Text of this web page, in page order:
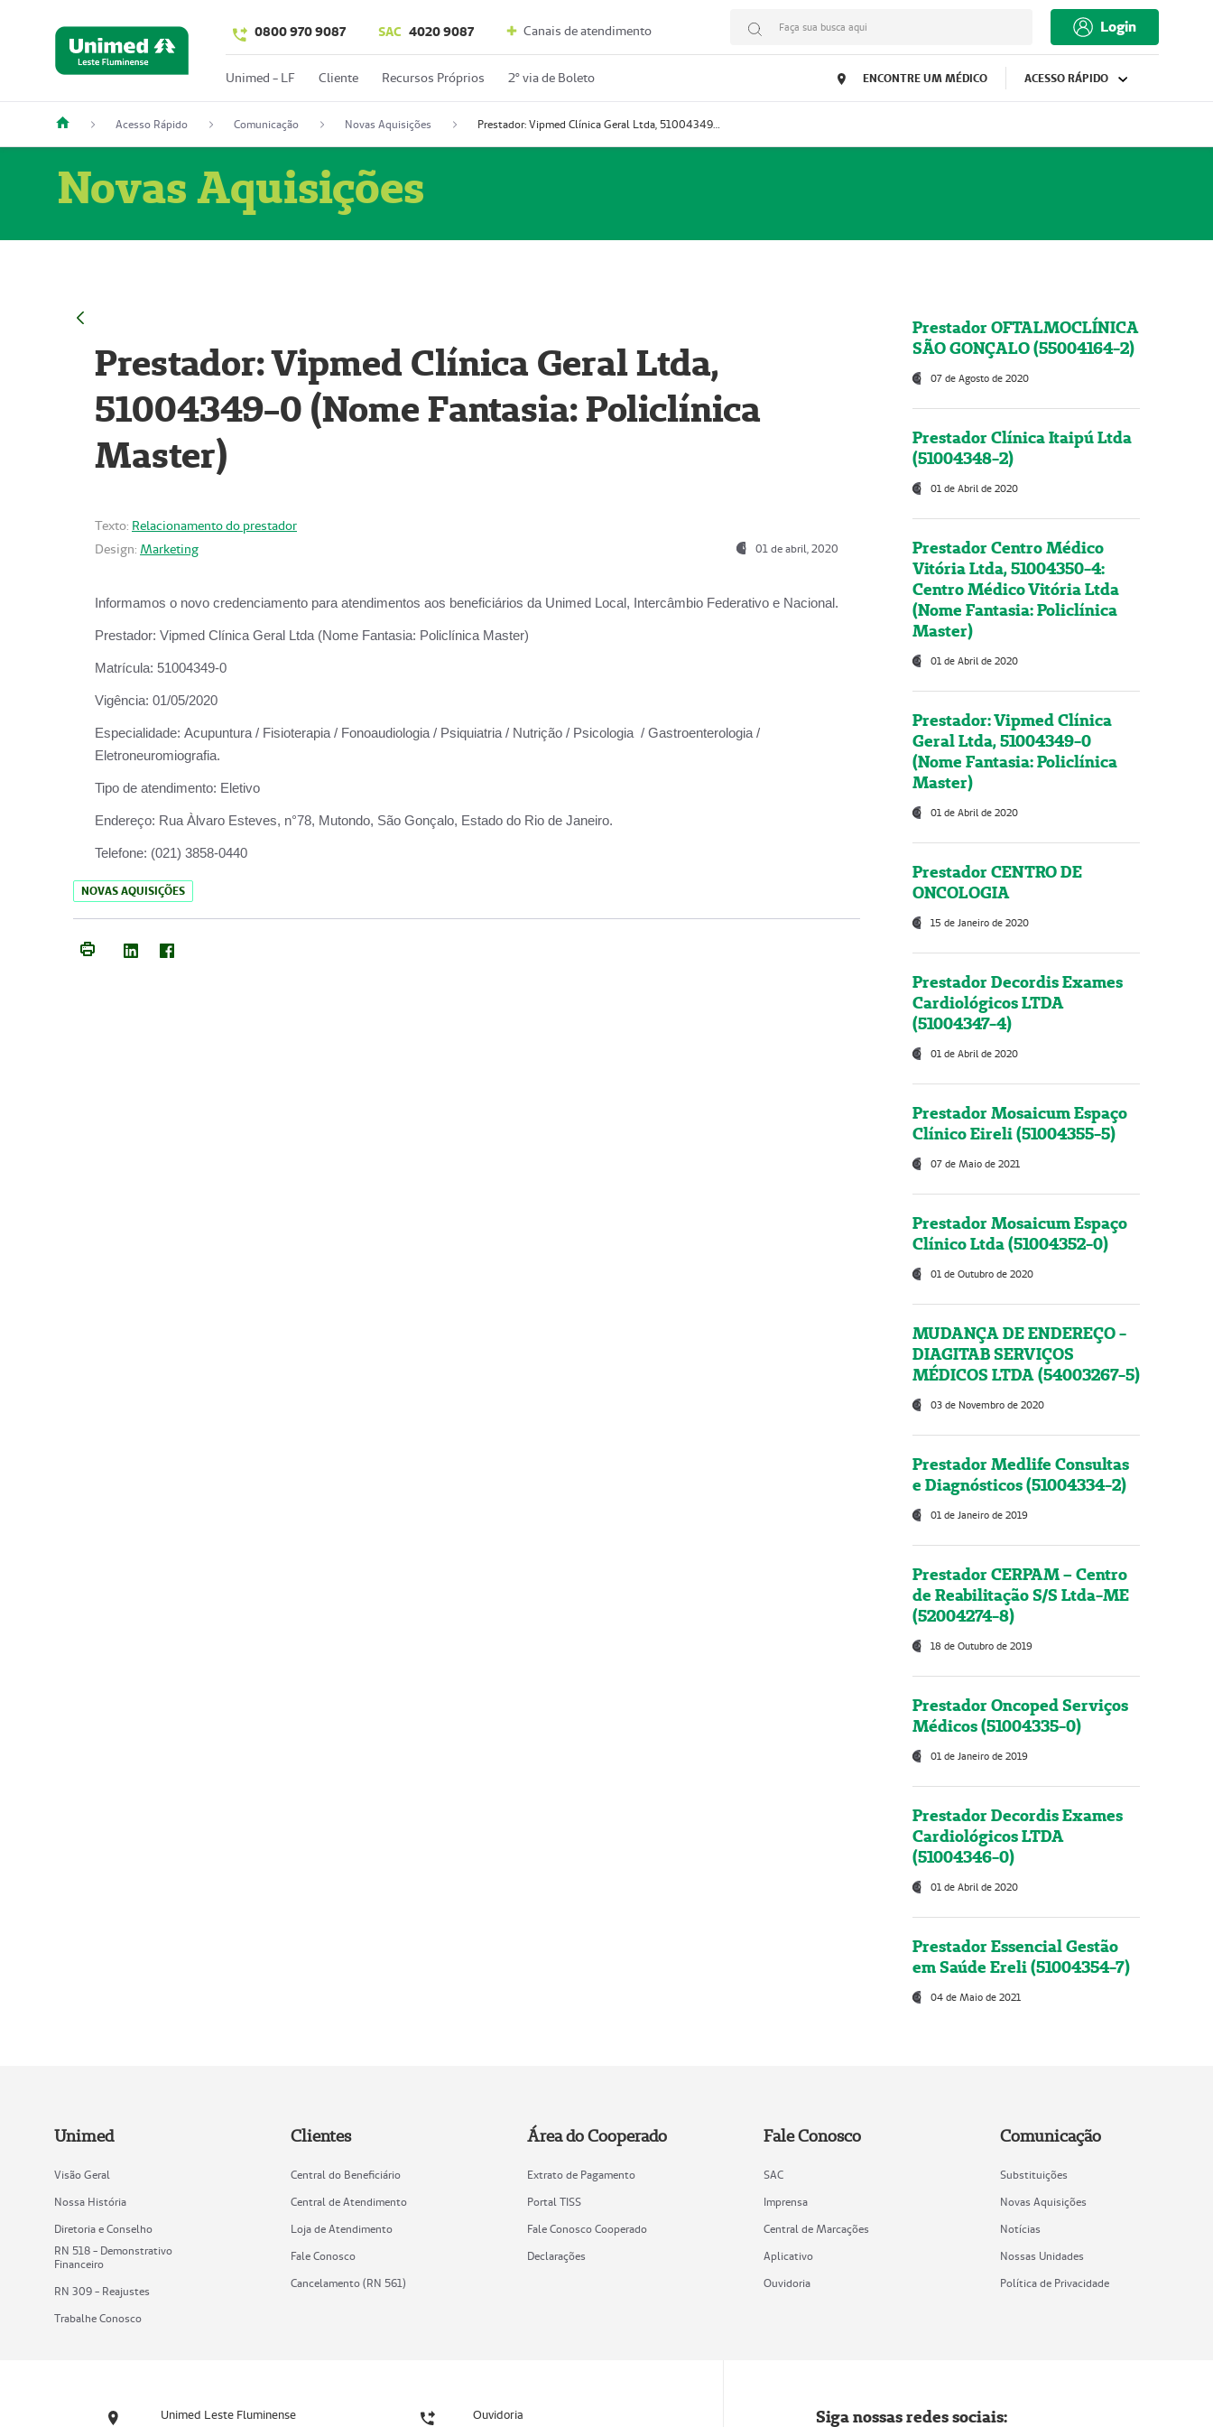
0800 970 9087 SAC 4020 9087 Canais de atendimento Faça sua busca aqui Login
Unimed - LF Cliente Recursos Próprios 2º via de Boleto ENCONTRE UM MÉDICO ACESSO RÁPIDO
Acesso Rápido Comunicação Novas Aquisições Prestador: Vipmed Clínica Geral Ltda, 51004349-0 (Nome Fantasia: Policlínica Master)
Novas Aquisições
Prestador: Vipmed Clínica Geral Ltda,
51004349-0 (Nome Fantasia: Policlínica
Master)
Texto: Relacionamento do prestador
Design: Marketing 01 de abril, 2020
Informamos o novo credenciamento para atendimentos aos beneficiários da Unimed Local, Intercâmbio Federativo e Nacional.
Prestador: Vipmed Clínica Geral Ltda (Nome Fantasia: Policlínica Master)
Matrícula: 51004349-0
Vigência: 01/05/2020
Especialidade: Acupuntura / Fisioterapia / Fonoaudiologia / Psiquiatria / Nutrição / Psicologia / Gastroenterologia /
Eletroneuromiografia.
Tipo de atendimento: Eletivo
Endereço: Rua Àlvaro Esteves, n°78, Mutondo, São Gonçalo, Estado do Rio de Janeiro.
Telefone: (021) 3858-0440
NOVAS AQUISIÇÕES
Prestador OFTALMOCLÍNICA
SÃO GONÇALO (55004164-2)
07 de Agosto de 2020
Prestador Clínica Itaipú Ltda
(51004348-2)
01 de Abril de 2020
Prestador Centro Médico
Vitória Ltda, 51004350-4:
Centro Médico Vitória Ltda
(Nome Fantasia: Policlínica
Master)
01 de Abril de 2020
Prestador: Vipmed Clínica
Geral Ltda, 51004349-0
(Nome Fantasia: Policlínica
Master)
01 de Abril de 2020
Prestador CENTRO DE
ONCOLOGIA
15 de Janeiro de 2020
Prestador Decordis Exames
Cardiológicos LTDA
(51004347-4)
01 de Abril de 2020
Prestador Mosaicum Espaço
Clínico Eireli (51004355-5)
07 de Maio de 2021
Prestador Mosaicum Espaço
Clínico Ltda (51004352-0)
01 de Outubro de 2020
MUDANÇA DE ENDEREÇO -
DIAGITAB SERVIÇOS
MÉDICOS LTDA (54003267-5)
03 de Novembro de 2020
Prestador Medlife Consultas
e Diagnósticos (51004334-2)
01 de Janeiro de 2019
Prestador CERPAM – Centro
de Reabilitação S/S Ltda-ME
(52004274-8)
18 de Outubro de 2019
Prestador Oncoped Serviços
Médicos (51004335-0)
01 de Janeiro de 2019
Prestador Decordis Exames
Cardiológicos LTDA
(51004346-0)
01 de Abril de 2020
Prestador Essencial Gestão
em Saúde Ereli (51004354-7)
04 de Maio de 2021
Unimed
Visão Geral
Nossa História
Diretoria e Conselho
RN 518 - Demonstrativo
Financeiro
RN 309 - Reajustes
Trabalhe Conosco
Clientes
Central do Beneficiário
Central de Atendimento
Loja de Atendimento
Fale Conosco
Cancelamento (RN 561)
Área do Cooperado
Extrato de Pagamento
Portal TISS
Fale Conosco Cooperado
Declarações
Fale Conosco
SAC
Imprensa
Central de Marcações
Aplicativo
Ouvidoria
Comunicação
Substituições
Novas Aquisições
Notícias
Nossas Unidades
Política de Privacidade
Unimed Leste Fluminense Ouvidoria Siga nossas redes sociais: